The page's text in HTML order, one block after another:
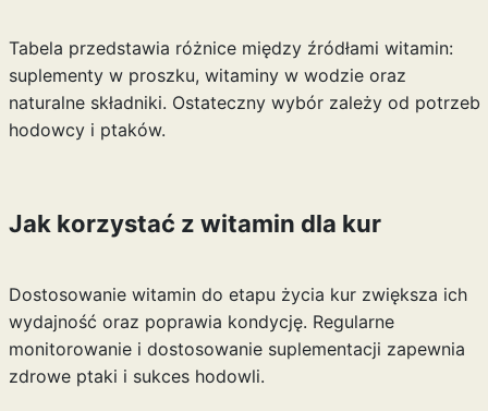
Tabela przedstawia różnice między źródłami witamin:
suplementy w proszku, witaminy w wodzie oraz
naturalne składniki. Ostateczny wybór zależy od potrzeb
hodowcy i ptaków.
Jak korzystać z witamin dla kur
Dostosowanie witamin do etapu życia kur zwiększa ich
wydajność oraz poprawia kondycję. Regularne
monitorowanie i dostosowanie suplementacji zapewnia
zdrowe ptaki i sukces hodowli.